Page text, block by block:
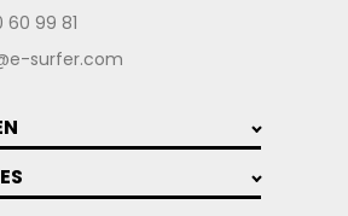
60 99 81
surfer.com